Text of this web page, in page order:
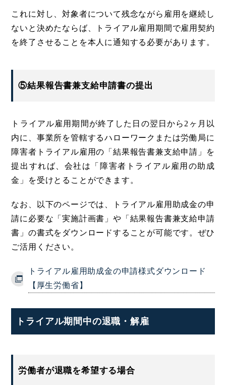
これに対し、対象者について残念ながら雇用を継続し
ないと決めたならば、トライアル雇用期間で雇用契約
を終了させることを本人に通知する必要があります。
⑤結果報告書兼支給申請書の提出
トライアル雇用期間が終了した日の翌日から2ヶ月以
内に、事業所を管轄するハローワークまたは労働局に
障害者トライアル雇用の「結果報告書兼支給申請」を
提出すれば、会社は「障害者トライアル雇用の助成
金」を受けとることができます。
なお、以下のページでは、トライアル雇用助成金の申
請に必要な「実施計画書」や「結果報告書兼支給申請
書」の書式をダウンロードすることが可能です。ぜひ
ご活用ください。
トライアル雇用助成金の申請様式ダウンロード
【厚生労働省】
トライアル期間中の退職・解雇
労働者が退職を希望する場合